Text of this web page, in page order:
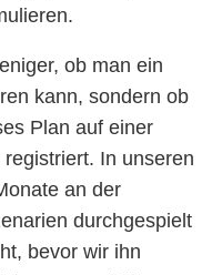
ob man ein
kann, sondern ob
Plan auf einer
In unseren
an der
durchgespielt
bevor wir ihn